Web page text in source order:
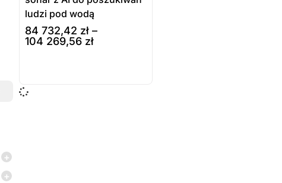
+
+
ludzi pod wodą
84 732,42 zł –
104 269,56 zł